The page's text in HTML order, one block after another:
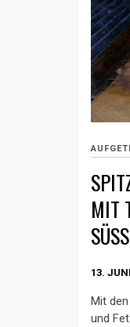
MIT
13.
Mit
und